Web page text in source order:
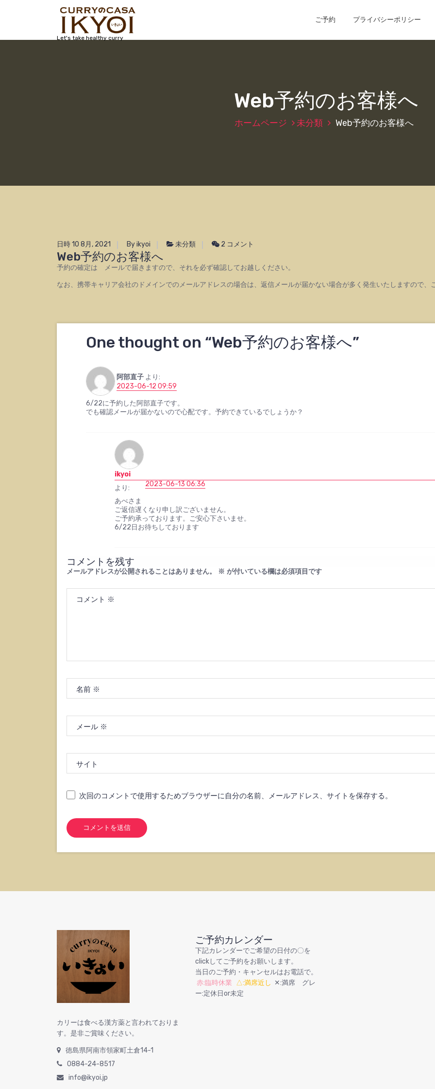
Let's take healthy curry
ご予約 プライバシーポリシー
Web予約のお客様へ
ホームページ 未分類 Web予約のお客様へ
日時 10 8月, 2021 By ikyoi 未分類 2 コメント
Web予約のお客様へ
予約の確定は メールで届きますので、それを必ず確認してお越しください。
なお、携帯キャリア会社のドメインでのメールアドレスの場合は、返信メールが届かない場合が多く発生いたしますので、
One thought on “Web予約のお客様へ”
阿部直子 より:
2023-06-12 09:59
6/22に予約した阿部直子です。
でも確認メールが届かないので心配です。予約できているでしょうか？
ikyoi
より:
2023-06-13 06:36
あべさま
ご返信遅くなり申し訳ございません。
ご予約承っております。ご安心下さいませ。
6/22日お待ちしております
コメントを残す
メールアドレスが公開されることはありません。 ※ が付いている欄は必須項目です
コメント ※
名前 ※
メール ※
サイト
次回のコメントで使用するためブラウザーに自分の名前、メールアドレス、サイトを保存する。
カリーは食べる漢方薬と言われておりま
す。是非ご賞味ください。
徳島県阿南市領家町土倉14-1
0884-24-8517
info@ikyoi.jp
ご予約カレンダー
下記カレンダーでご希望の日付の〇を
clickしてご予約をお願いします。
当日のご予約・キャンセルはお電話で。
赤:臨時休業 △:満席近し ✕:満席 グレ
ー:定休日or未定